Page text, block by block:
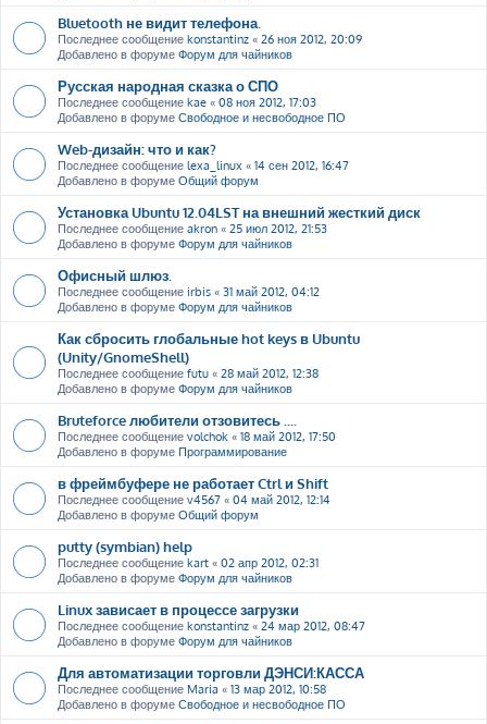
Bluetooth не видит телефона.
Последнее сообщение konstantinz « 26 ноя 2012, 20:09
Добавлено в форуме Форум для чайников
Русская народная сказка о СПО
Последнее сообщение kae « 08 ноя 2012, 17:03
Добавлено в форуме Свободное и несвободное ПО
Web-дизайн: что и как?
Последнее сообщение lexa_linux « 14 сен 2012, 16:47
Добавлено в форуме Общий форум
Установка Ubuntu 12.04LST на внешний жесткий диск
Последнее сообщение akron « 25 июл 2012, 21:53
Добавлено в форуме Форум для чайников
Офисный шлюз.
Последнее сообщение irbis « 31 май 2012, 04:12
Добавлено в форуме Форум для чайников
Как сбросить глобальные hot keys в Ubuntu
(Unity/GnomeShell)
Последнее сообщение futu « 28 май 2012, 12:38
Добавлено в форуме Форум для чайников
Bruteforce любители отзовитесь ....
Последнее сообщение volchok « 18 май 2012, 17:50
Добавлено в форуме Программирование
в фреймбуфере не работает Ctrl и Shift
Последнее сообщение v4567 « 04 май 2012, 12:14
Добавлено в форуме Общий форум
putty (symbian) help
Последнее сообщение kart « 02 апр 2012, 02:31
Добавлено в форуме Форум для чайников
Linux зависает в процессе загрузки
Последнее сообщение konstantinz « 24 мар 2012, 08:47
Добавлено в форуме Форум для чайников
Для автоматизации торговли ДЭНСИ:КАССА
Последнее сообщение Maria « 13 мар 2012, 10:58
Добавлено в форуме Свободное и несвободное ПО